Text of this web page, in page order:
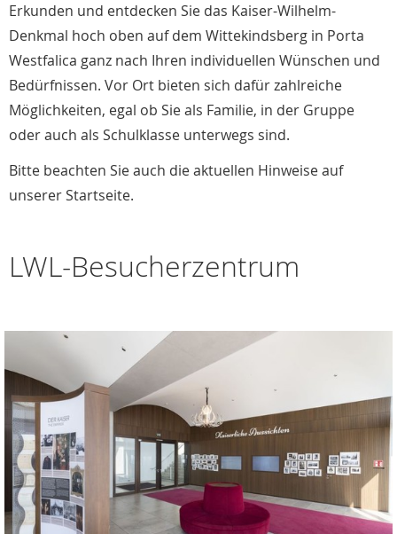
Erkunden und entdecken Sie das Kaiser-Wilhelm-
Denkmal hoch oben auf dem Wittekindsberg in Porta
Westfalica ganz nach Ihren individuellen Wünschen und
Bedürfnissen. Vor Ort bieten sich dafür zahlreiche
Möglichkeiten, egal ob Sie als Familie, in der Gruppe
oder auch als Schulklasse unterwegs sind.
Bitte beachten Sie auch die aktuellen Hinweise auf
unserer Startseite.
LWL-Besucherzentrum